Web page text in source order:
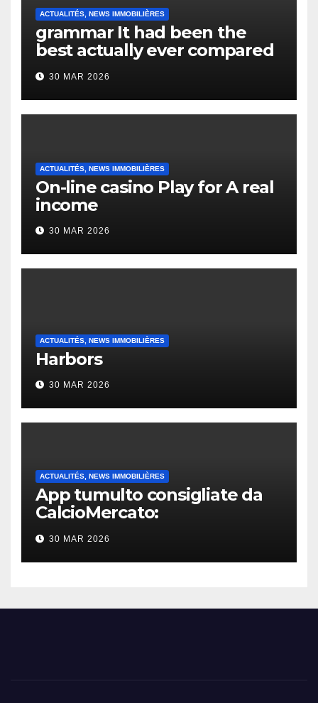
ACTUALITÉS, NEWS IMMOBILIÈRES
grammar It had been the
best actually ever compared
to it’s the top actually?
English Vocabulary Learners
Heap Change
30 MAR 2026
ACTUALITÉS, NEWS IMMOBILIÈRES
On-line casino Play for A real
income
30 MAR 2026
ACTUALITÉS, NEWS IMMOBILIÈRES
Harbors
30 MAR 2026
ACTUALITÉS, NEWS IMMOBILIÈRES
App tumulto consigliate da
CalcioMercato:
considerazione di gennaio
2026
30 MAR 2026